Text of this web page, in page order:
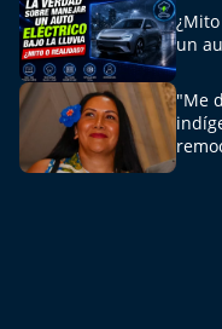
un
"Me